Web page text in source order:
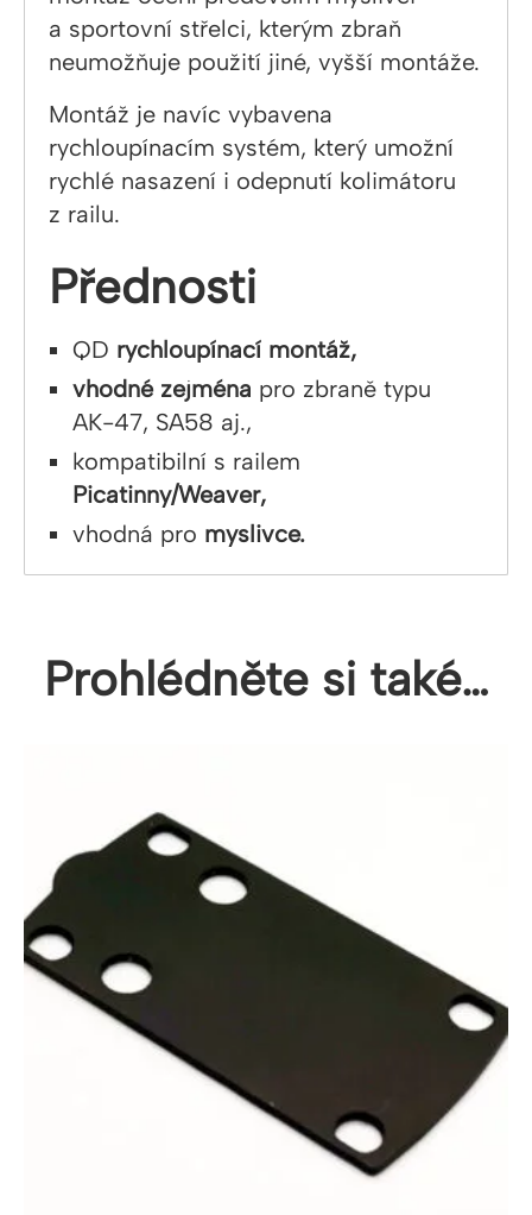
a sportovní střelci, kterým zbraň
neumožňuje použití jiné, vyšší montáže.
Montáž je navíc vybavena
rychloupínacím systém, který umožní
rychlé nasazení i odepnutí kolimátoru
z railu.
Přednosti
QD rychloupínací montáž,
vhodné zejména pro zbraně typu
AK-47, SA58 aj.,
kompatibilní s railem
Picatinny/Weaver,
vhodná pro myslivce.
Prohlédněte si také…